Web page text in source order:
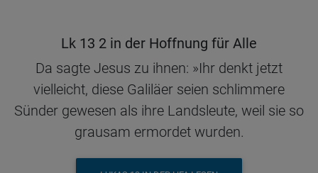
Lk 13 2 in der Hoffnung für Alle
Da sagte Jesus zu ihnen: »Ihr denkt jetzt
vielleicht, diese Galiläer seien schlimmere
Sünder gewesen als ihre Landsleute, weil sie so
grausam ermordet wurden.